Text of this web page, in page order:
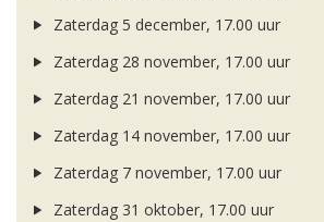
Zaterdag 5 december, 17.00 uur
Zaterdag 28 november, 17.00 uur
Zaterdag 21 november, 17.00 uur
Zaterdag 14 november, 17.00 uur
Zaterdag 7 november, 17.00 uur
Zaterdag 31 oktober, 17.00 uur